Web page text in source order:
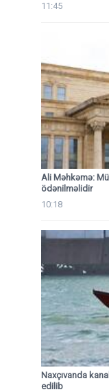
11:45
Ali Məhkəmə:
ödənilməlidir
10:18
Naxçıvanda
edilib